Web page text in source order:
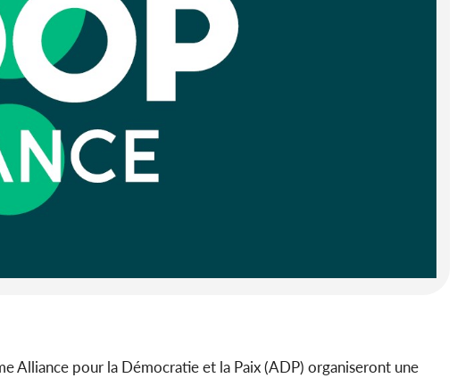
Alliance pour la Démocratie et la Paix (ADP) organiseront une